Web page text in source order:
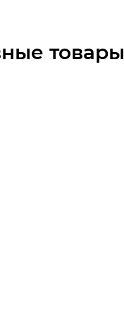
товары